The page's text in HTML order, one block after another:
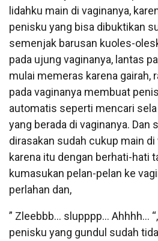
lidahku main di vaginanya,
penisku yang bisa dibuktikan
semenjak barusan kuoles-
pada ujung vaginanya, lantas
mulai memeras karena gairah,
pada vaginanya membuat
automatis seperti mencari
yang berada di vaginanya. Dan
dirasakan sudah cukup main
karena itu dengan berhati-hati
kumasukan pelan-pelan ke
perlahan dan,
” Zleebbb… slupppp… Ahhhh…
penisku yang gundul sudah